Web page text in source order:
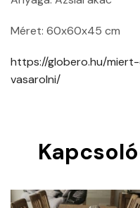
Méret: 60x60x45 cm
https://globero.hu/
vasarolni/